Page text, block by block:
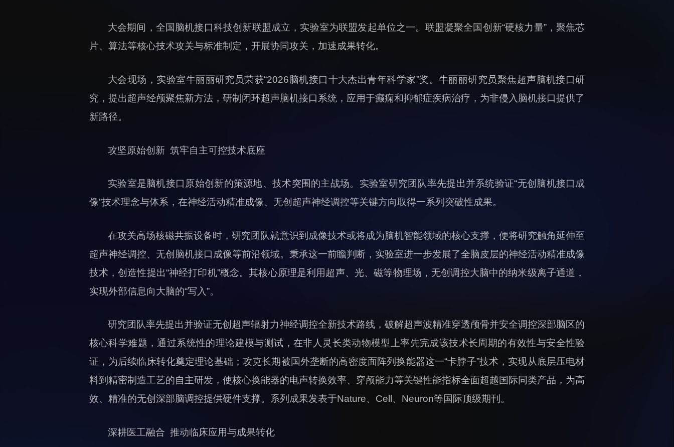
大会期间，全国脑机接口科技创新联盟成立，实验室为联盟发起单位之一。联盟凝聚全国创新“硬核力量”，聚焦芯
片、算法等核心技术攻关与标准制定，开展协同攻关，加速成果转化。
大会现场，实验室牛丽丽研究员荣获“2026脑机接口十大杰出青年科学家”奖。牛丽丽研究员聚焦超声脑机接口研
究，提出超声经颅聚焦新方法，研制闭环超声脑机接口系统，应用于癫痫和抑郁症疾病治疗，为非侵入脑机接口提供了
新路径。
攻坚原始创新 筑牢自主可控技术底座
实验室是脑机接口原始创新的策源地、技术突围的主战场。实验室研究团队率先提出并系统验证“无创脑机接口成
像”技术理念与体系，在神经活动精准成像、无创超声神经调控等关键方向取得一系列突破性成果。
在攻关高场核磁共振设备时，研究团队就意识到成像技术或将成为脑机智能领域的核心支撑，便将研究触角延伸至
超声神经调控、无创脑机接口成像等前沿领域。秉承这一前瞻判断，实验室进一步发展了全脑皮层的神经活动精准成像
技术，创造性提出“神经打印机”概念。其核心原理是利用超声、光、磁等物理场，无创调控大脑中的纳米级离子通道，
实现外部信息向大脑的“写入”。
研究团队率先提出并验证无创超声辐射力神经调控全新技术路线，破解超声波精准穿透颅骨并安全调控深部脑区的
核心科学难题，通过系统性的理论建模与测试，在非人灵长类动物模型上率先完成该技术长周期的有效性与安全性验
证，为后续临床转化奠定理论基础；攻克长期被国外垄断的高密度面阵列换能器这一“卡脖子”技术，实现从底层压电材
料到精密制造工艺的自主研发，使核心换能器的电声转换效率、穿颅能力等关键性能指标全面超越国际同类产品，为高
效、精准的无创深部脑调控提供硬件支撑。系列成果发表于Nature、Cell、Neuron等国际顶级期刊。
深耕医工融合 推动临床应用与成果转化